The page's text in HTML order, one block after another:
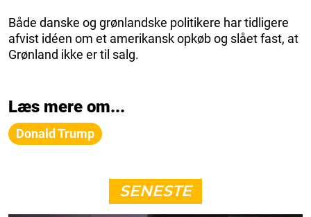
Både danske og grønlandske politikere har tidligere
afvist idéen om et amerikansk opkøb og slået fast, at
Grønland ikke er til salg.
Læs mere om...
Donald Trump
SENESTE